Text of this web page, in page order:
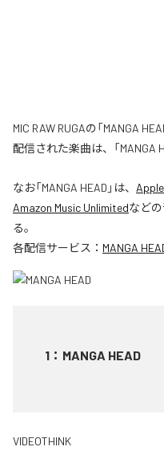
MIC RAW RUGAの「MANGA
配信された楽曲は、「MANGA
なお「MANGA HEAD 」は、
Amazon Music Unlimitedなど
る。
各配信サービス： MANGA
1 ： MANGA HEAD
VIDEOTHINK